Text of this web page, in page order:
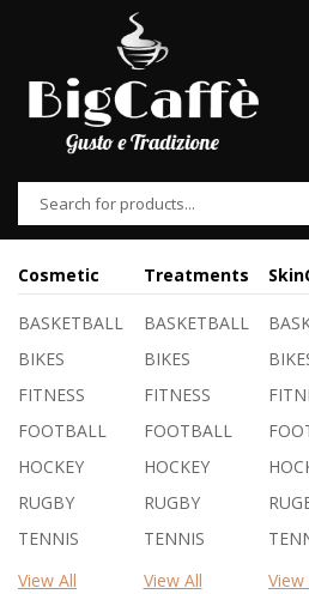
Cosmetic
BASKETBALL
BIKES
FITNESS
FOOTBALL
HOCKEY
RUGBY
TENNIS
View All
Treatments
BASKETBALL
BIKES
FITNESS
FOOTBALL
HOCKEY
RUGBY
TENNIS
View All
View